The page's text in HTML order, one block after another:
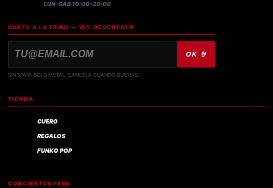
LUN–SÁB 10:00–20:00
ÚNETE A LA TRIBU — 15% DESCUENTO
OK 🤘
SIN SPAM. SOLO METAL. CANCELA CUANDO QUIERAS.
TIENDA
CUERO
REGALOS
FUNKO POP
CONCIERTOS PERU